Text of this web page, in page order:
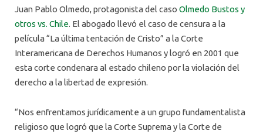
Juan Pablo Olmedo, protagonista del caso Olmedo Bustos y
otros vs. Chile. El abogado llevó el caso de censura a la
película “La última tentación de Cristo” a la Corte
Interamericana de Derechos Humanos y logró en 2001 que
esta corte condenara al estado chileno por la violación del
derecho a la libertad de expresión.
“Nos enfrentamos jurídicamente a un grupo fundamentalista
religioso que logró que la Corte Suprema y la Corte de